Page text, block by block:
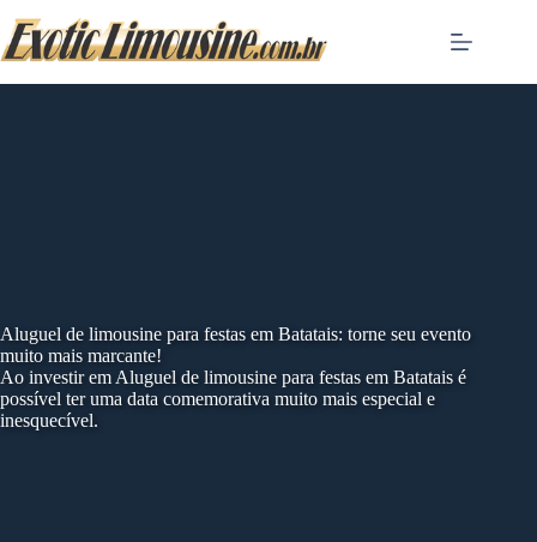
to
content
Aluguel de limousine para festas em Batatais: torne seu evento
muito mais marcante!
Ao investir em Aluguel de limousine para festas em Batatais é
possível ter uma data comemorativa muito mais especial e
inesquecível.